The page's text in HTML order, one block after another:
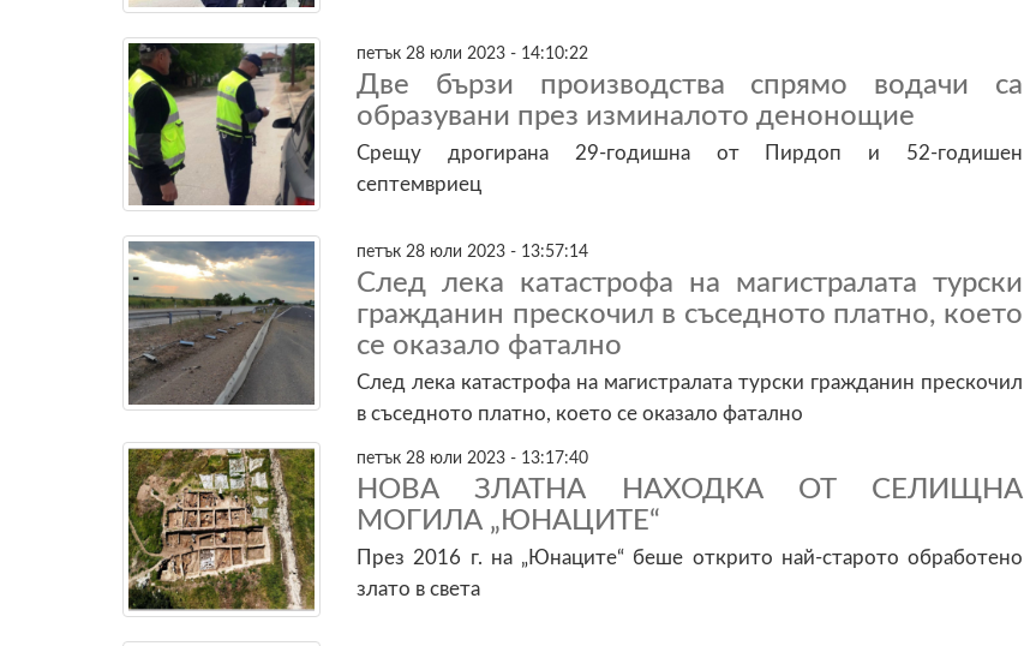
петък 28 юли 2023 - 14:10:22
Две бързи производства спрямо водачи са
образувани през изминалото денонощие
Срещу дрогирана 29-годишна от Пирдоп и 52-годишен
септемвриец
петък 28 юли 2023 - 13:57:14
След лека катастрофа на магистралата турски
гражданин прескочил в съседното платно, което
се оказало фатално
След лека катастрофа на магистралата турски гражданин прескочил
в съседното платно, което се оказало фатално
петък 28 юли 2023 - 13:17:40
НОВА ЗЛАТНА НАХОДКА ОТ СЕЛИЩНА
МОГИЛА „ЮНАЦИТЕ“
През 2016 г. на „Юнаците“ беше открито най-старото обработено
злато в света